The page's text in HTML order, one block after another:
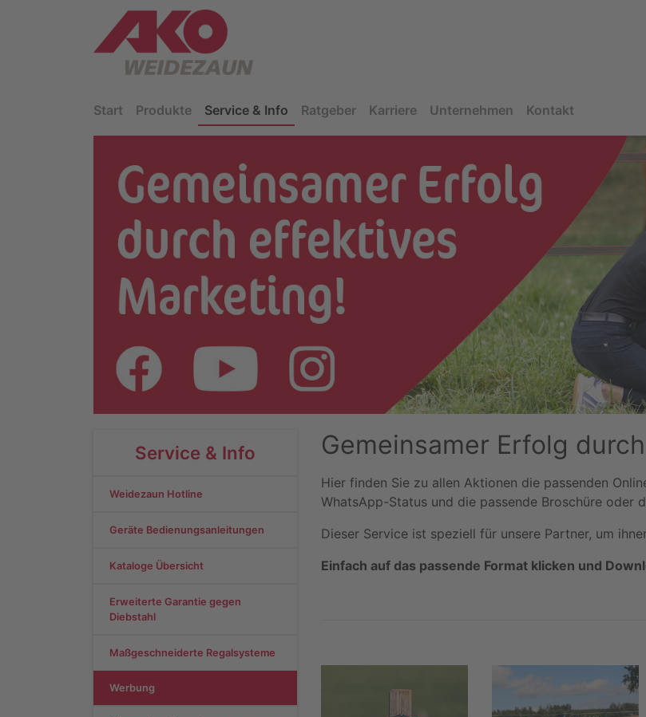
Start Produkte Service & Info Ratgeber Karriere Unternehmen Kontakt
Service & Info
Weidezaun Hotline
Geräte Bedienungsanleitungen
Kataloge Übersicht
Erweiterte Garantie gegen
Diebstahl
Maßgeschneiderte Regalsysteme
Werbung
Gemeinsamer Erfolg
Hier finden Sie zu allen Aktionen die passenden
WhatsApp-Status und die passende Broschüre oder
Dieser Service ist speziell für unsere Partner, um
Einfach auf das passende Format klicken und